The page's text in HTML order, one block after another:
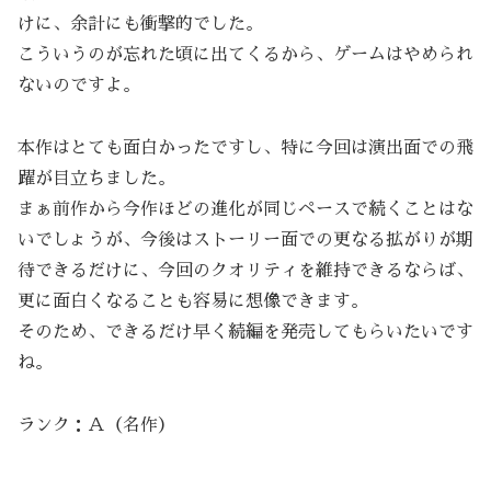
けに、余計にも衝撃的でした。
こういうのが忘れた頃に出てくるから、ゲームはやめられ
ないのですよ。
本作はとても面白かったですし、特に今回は演出面での飛
躍が目立ちました。
まぁ前作から今作ほどの進化が同じペースで続くことはな
いでしょうが、今後はストーリー面での更なる拡がりが期
待できるだけに、今回のクオリティを維持できるならば、
更に面白くなることも容易に想像できます。
そのため、できるだけ早く続編を発売してもらいたいです
ね。
ランク：Ａ（名作）